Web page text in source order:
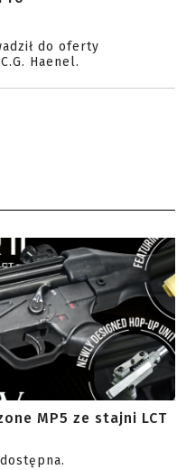
do oferty
Haenel.
MP5 ze stajni LCT